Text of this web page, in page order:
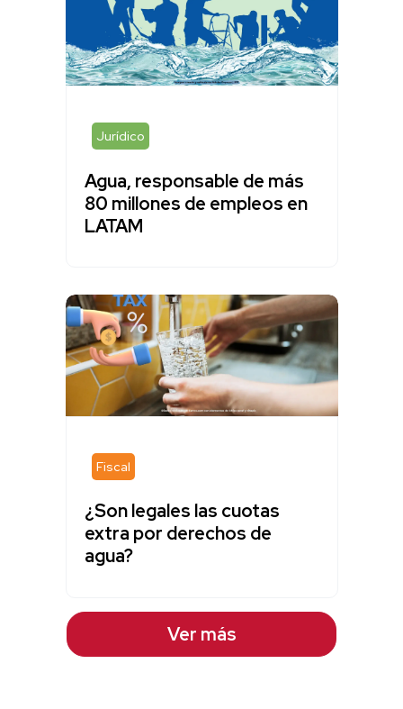
Jurídico
Agua, responsable de más
80 millones de empleos en
LATAM
Fiscal
¿Son legales las cuotas
extra por derechos de
agua?
Ver más